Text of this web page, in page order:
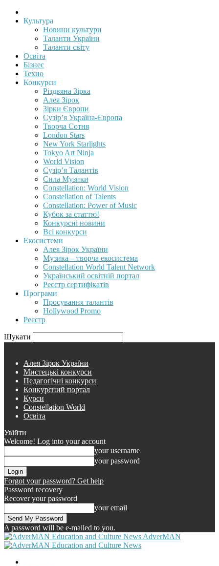
Культура
Новини культури
Таланти України
Таланти світу
Освіта
Бізнес
Техно
Конкурси
Різдвяна Зірка
Алея Зірок
Зірки Європи
Сузір’я Україна-Європа
Творча Сотня
London Stars
New York Starlights
Tokyo Art Ninja
World Vision
Сузір’я Талантів
Сила Музики
Constellation: World Vision
Constellation of Talents
Constellation: Power of Music
Кубок за статтю!
Конкурсні новини
Всі конкурси
Екосистеми
Алея Зірок України
Музика – творча екосистема
Constellation World Talent Network
Український освітній портал
Реєстр сертифікатів
Програми
Просування талантів
Hollywood Promo
Реєстр
Шукати
Алея Зірок України
Мистецькі конкурси
Педагогічні конкурси
Конкурсний портал
Курси
Constellation World
Освіта
Увійти
Welcome! Log into your account
your username
your password
Forgot your password? Get help
Password recovery
Recover your password
your email
A password will be e-mailed to you.
AdverMAN